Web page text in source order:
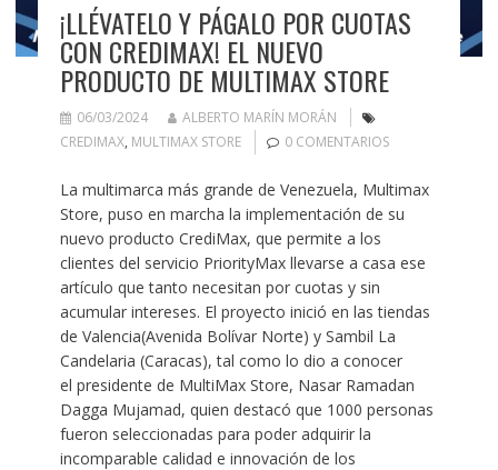
¡LLÉVATELO Y PÁGALO POR CUOTAS
CON CREDIMAX! EL NUEVO
PRODUCTO DE MULTIMAX STORE
06/03/2024
ALBERTO MARÍN MORÁN
CREDIMAX, MULTIMAX STORE 0 COMENTARIOS
La multimarca más grande de Venezuela, Multimax
Store, puso en marcha la implementación de su
nuevo producto CrediMax, que permite a los
clientes del servicio PriorityMax llevarse a casa ese
artículo que tanto necesitan por cuotas y sin
acumular intereses. El proyecto inició en las tiendas
de Valencia(Avenida Bolívar Norte) y Sambil La
Candelaria (Caracas), tal como lo dio a conocer
el presidente de MultiMax Store, Nasar Ramadan
Dagga Mujamad, quien destacó que 1000 personas
fueron seleccionadas para poder adquirir la
incomparable calidad e innovación de los